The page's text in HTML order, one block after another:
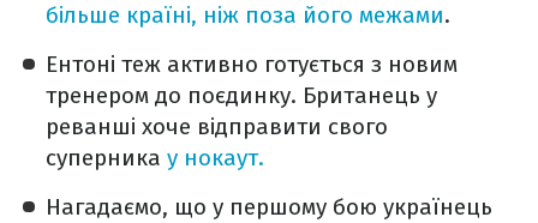
більше країні, ніж поза його межами.
Ентоні теж активно готується з новим
тренером до поєдинку. Британець у
реванші хоче відправити свого
суперника у нокаут.
Нагадаємо, що у першому бою українець